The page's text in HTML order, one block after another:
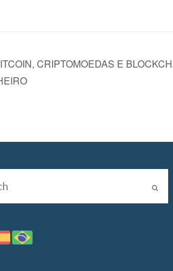
CRIPTOMOEDAS E